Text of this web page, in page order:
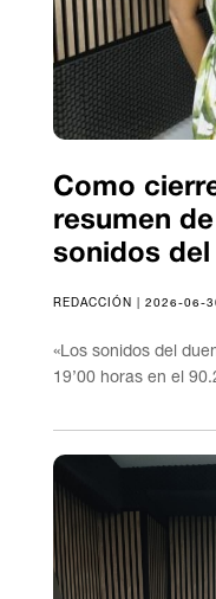
Como
resumen
sonidos del
REDACCIÓN | 2026-06-
«Los sonidos del
19’00 horas en el